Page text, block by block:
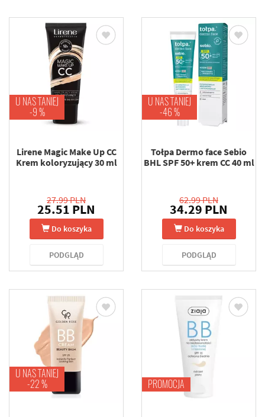
U NAS TANIEJ
-9 %
Lirene Magic Make Up CC
Krem koloryzujący 30 ml
27.99 PLN
25.51 PLN
Do koszyka
PODGLĄD
U NAS TANIEJ
-46 %
Tołpa Dermo face Sebio
BHL SPF 50+ krem CC 40 ml
62.99 PLN
34.29 PLN
Do koszyka
PODGLĄD
U NAS TANIEJ
-22 %
PROMOCJA